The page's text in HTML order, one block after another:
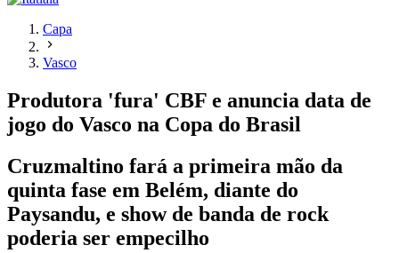
Capa
Vasco
Produtora 'fura' CBF e anuncia data de
jogo do Vasco na Copa do Brasil
Cruzmaltino fará a primeira mão da
quinta fase em Belém, diante do
Paysandu, e show de banda de rock
poderia ser empecilho